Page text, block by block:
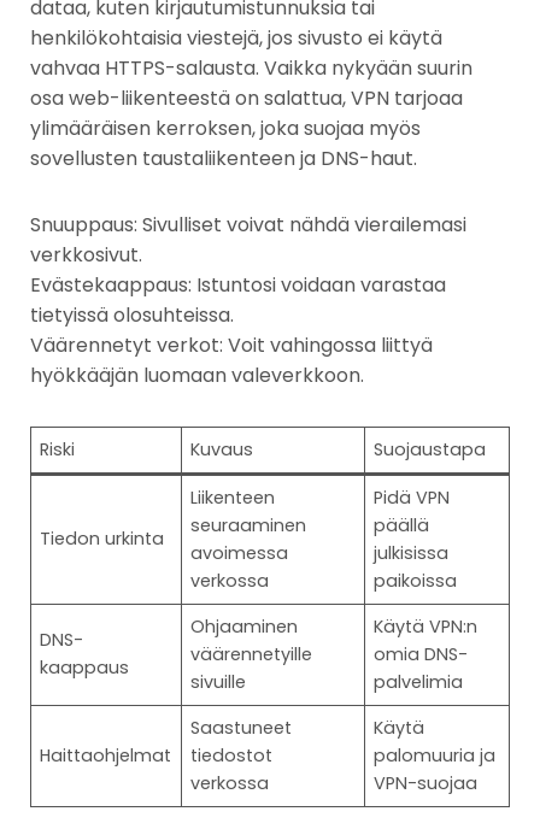
dataa, kuten kirjautumistunnuksia tai
henkilökohtaisia viestejä, jos sivusto ei käytä
vahvaa HTTPS-salausta. Vaikka nykyään suurin
osa web-liikenteestä on salattua, VPN tarjoaa
ylimääräisen kerroksen, joka suojaa myös
sovellusten taustaliikenteen ja DNS-haut.
Snuuppaus: Sivulliset voivat nähdä vierailemasi
verkkosivut.
Evästekaappaus: Istuntosi voidaan varastaa
tietyissä olosuhteissa.
Väärennetyt verkot: Voit vahingossa liittyä
hyökkääjän luomaan valeverkkoon.
Riski Kuvaus Suojaustapa
Tiedon urkinta
Liikenteen
seuraaminen
avoimessa
verkossa
Pidä VPN
päällä
julkisissa
paikoissa
DNS-
kaappaus
Ohjaaminen
väärennetyille
sivuille
Käytä VPN:n
omia DNS-
palvelimia
Haittaohjelmat
Saastuneet
tiedostot
verkossa
Käytä
palomuuria ja
VPN-suojaa